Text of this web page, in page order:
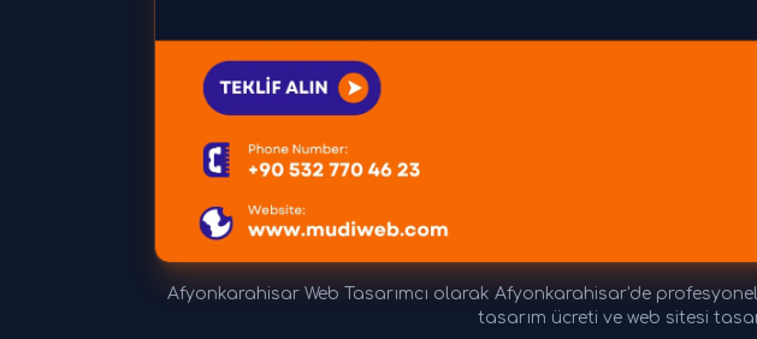
Afyonkarahisar Web Tasarımcı olarak Afyonkarahisar'de
tasarım ücreti ve web sitesi